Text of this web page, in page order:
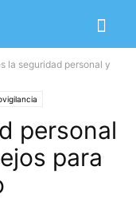
la seguridad personal y
personal
para